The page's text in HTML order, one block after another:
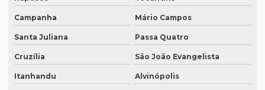
Intérpretes para conferências
Intérpretes para eventos corporativos
Lauda de tradução
Campanha Mário Campos
Santa Juliana Passa Quatro
Cruzília São João Evangelista
Itanhandu Alvinópolis